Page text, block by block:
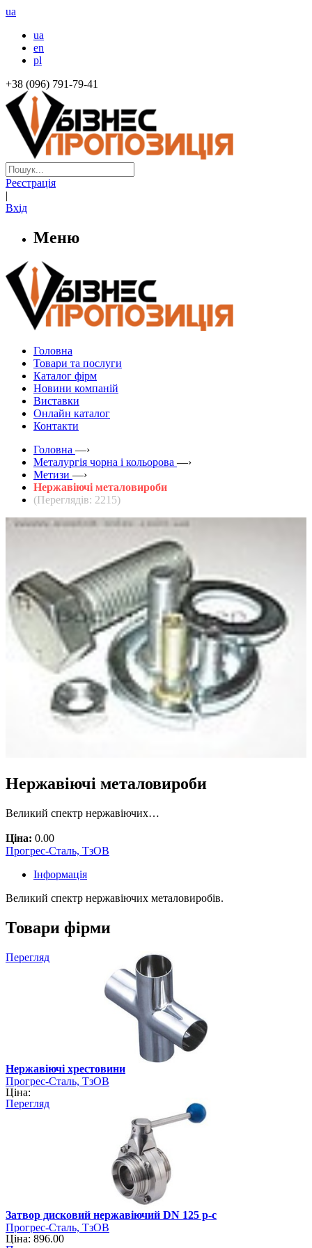
ua
ua
en
pl
+38 (096) 791-79-41
Реєстрація
|
Вхід
Меню
Головна
Товари та послуги
Каталог фірм
Новини компаній
Виставки
Онлайн каталог
Контакти
Головна —›
Металургія чорна і кольорова —›
Метизи —›
Нержавіючі металовироби
(Переглядів: 2215)
Нержавіючі металовироби
Великий спектр нержавіючих…
Ціна: 0.00
Прогрес-Сталь, ТзОВ
Інформація
Великий спектр нержавіючих металовиробів.
Товари фірми
Перегляд
Нержавіючі хрестовини
Прогрес-Сталь, ТзОВ
Ціна:
Перегляд
Затвор дисковий нержавіючий DN 125 р-с
Прогрес-Сталь, ТзОВ
Ціна: 896.00